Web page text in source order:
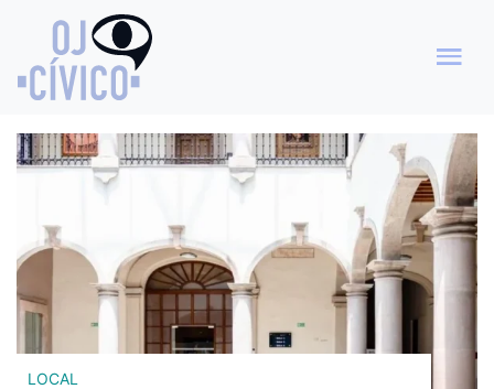
Archivo de etiquetas:
exposiciones
LOCAL